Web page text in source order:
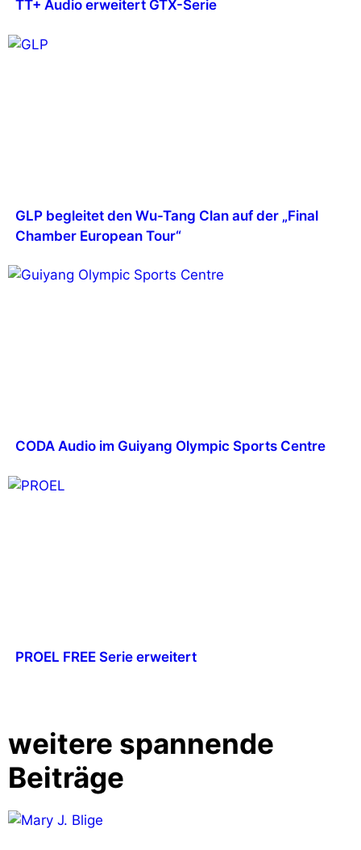
TT+ Audio erweitert GTX-Serie
GLP begleitet den Wu-Tang Clan auf der „Final
Chamber European Tour“
CODA Audio im Guiyang Olympic Sports Centre
PROEL FREE Serie erweitert
weitere spannende
Beiträge